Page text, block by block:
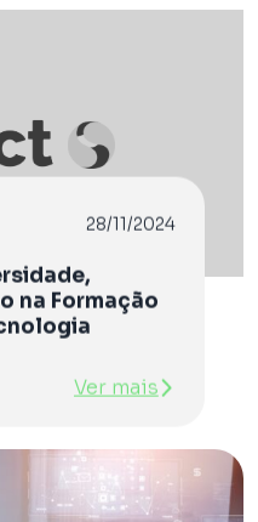
28/11/2024
na Formação
Ver mais